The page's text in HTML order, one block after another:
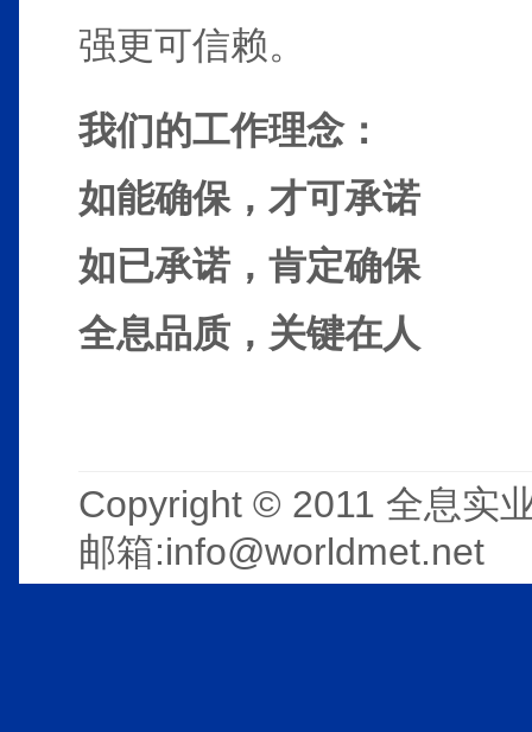
强更可信赖。
我们的工作理念：
如能确保，才可承诺
如已承诺，肯定确保
全息品质，关键在人
Copyright © 2011 全息实
邮箱:info@worldmet.net